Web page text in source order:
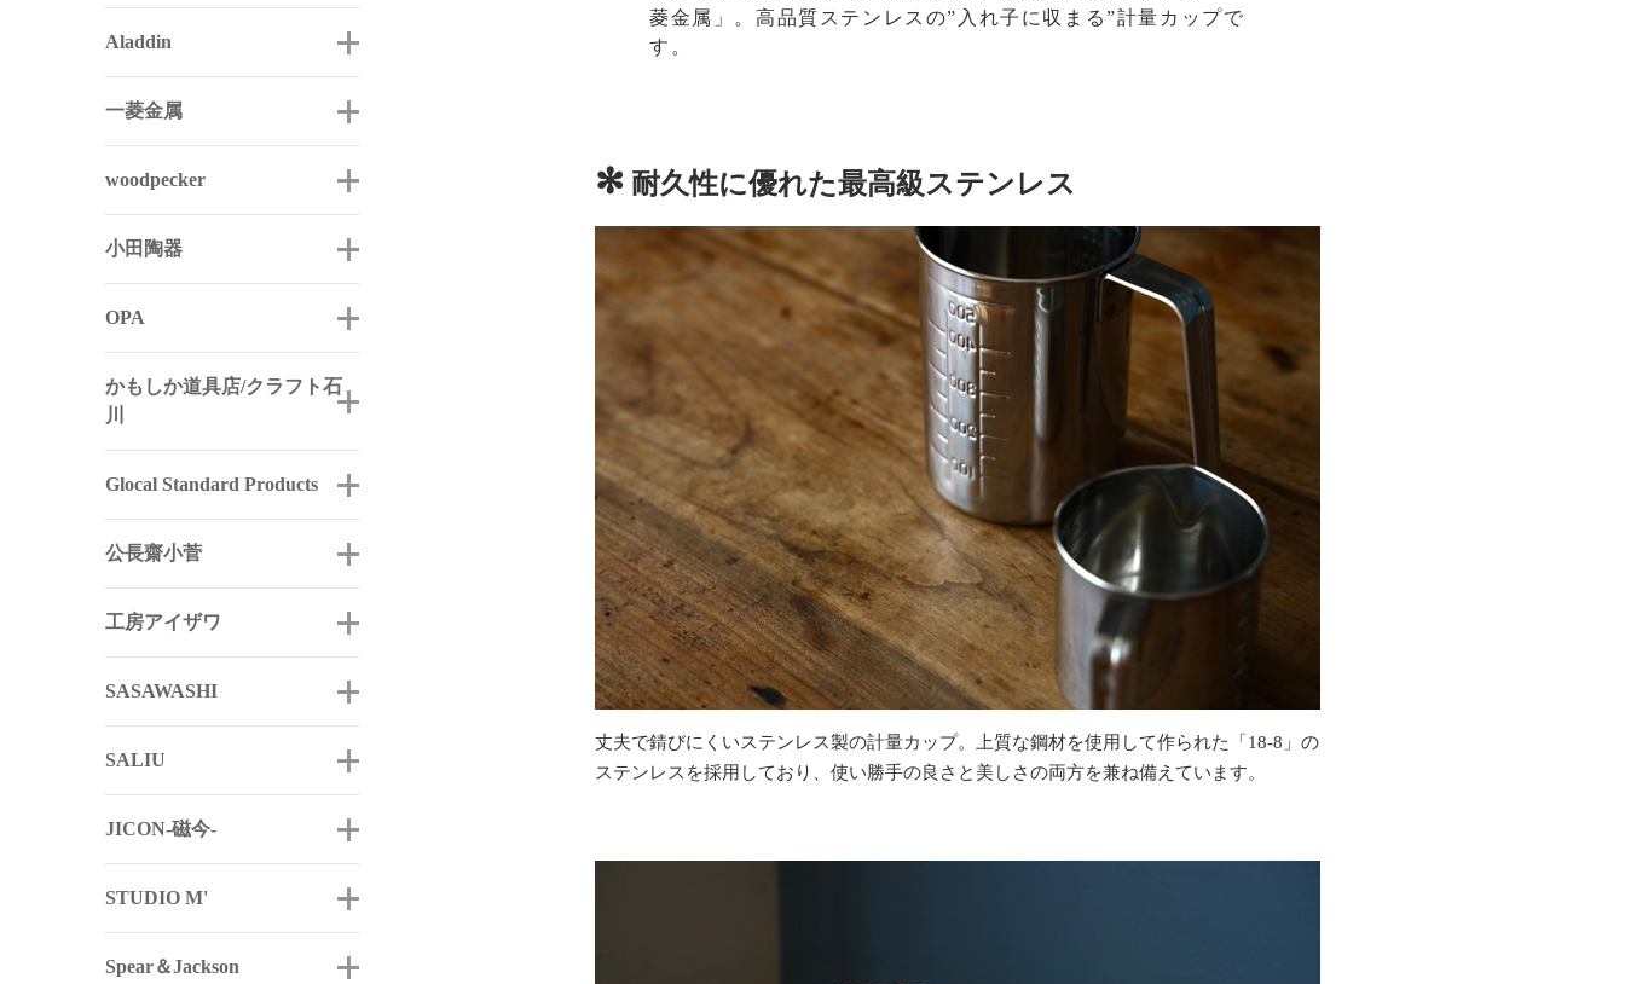
Aladdin
一菱金属
woodpecker
小田陶器
OPA
かもしか道具店/クラフト石
川
Glocal Standard Products
公長齋小菅
工房アイザワ
SASAWASHI
SALIU
JICON-磁今-
STUDIO M'
Spear＆Jackson
菱金属」。高品質ステンレスの”入れ子に収まる”計量カップで
す。
✻ 耐久性に優れた最高級ステンレス
丈夫で錆びにくいステンレス製の計量カップ。上質な鋼材を使用して作られた「18-8」の
ステンレスを採用しており、使い勝手の良さと美しさの両方を兼ね備えています。